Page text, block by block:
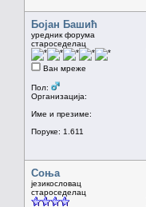
Бојан Башић
уредник форума
староседелац
Ван мреже
Пол:
Организација:
Име и презиме:
Поруке: 1.611
Соња
језикословац
староседелац